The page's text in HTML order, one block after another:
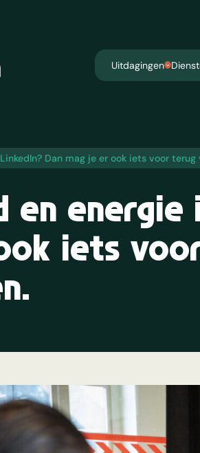
Uitdagingen
Dan mag je er ook iets voor terug
energie
iets